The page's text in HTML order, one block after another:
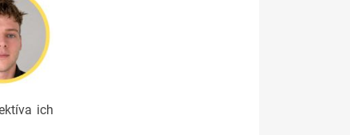
ich